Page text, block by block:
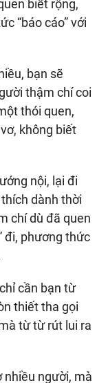
biết rộng,
“báo cáo” với
bạn sẽ
thậm chí coi
thói quen,
không biết
nội, lại đi
dành thời
chí dù đã quen
đi, phương thức
cần bạn từ
thiết tha gọi
từ từ rút lui ra
nhiều người, mà